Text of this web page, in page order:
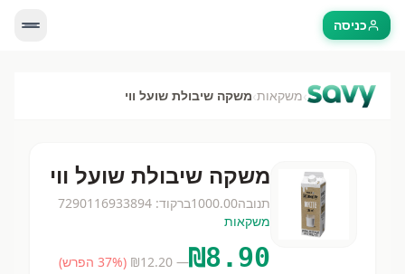
כניסה
›משקאות›משקה שיבולת שועל ווי
משקה שיבולת שועל ווי
תנובה1000.00ברקוד: 7290116933894
משקאות
₪8.90
— ₪
12.20
(
37% הפרש)